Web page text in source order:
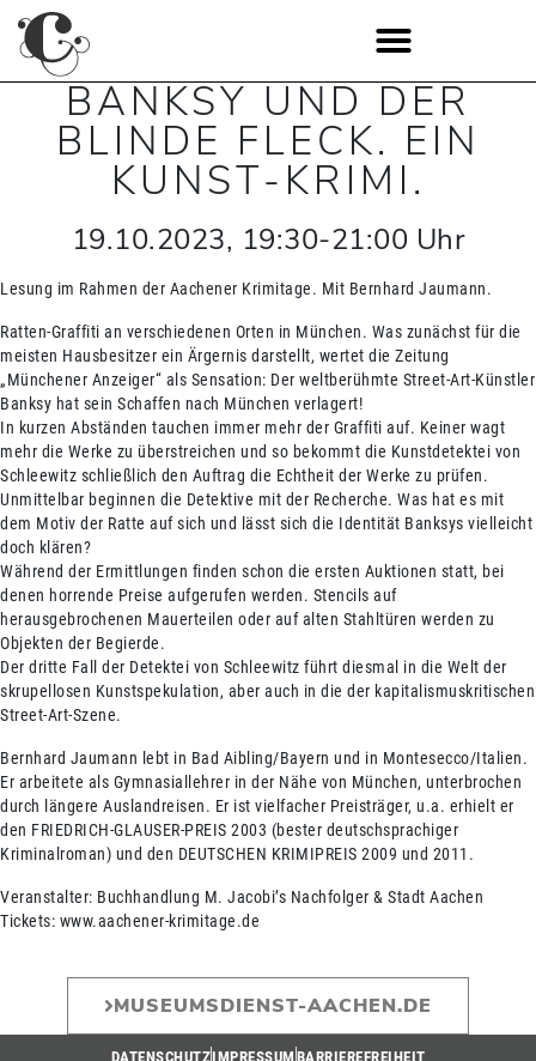
BANKSY UND DER
BLINDE FLECK. EIN
KUNST-KRIMI.
19.10.2023, 19:30-21:00 Uhr
Lesung im Rahmen der Aachener Krimitage. Mit Bernhard Jaumann.
Ratten-Graffiti an verschiedenen Orten in München. Was zunächst für die
meisten Hausbesitzer ein Ärgernis darstellt, wertet die Zeitung
„Münchener Anzeiger“ als Sensation: Der weltberühmte Street-Art-Künstler
Banksy hat sein Schaffen nach München verlagert!
In kurzen Abständen tauchen immer mehr der Graffiti auf. Keiner wagt
mehr die Werke zu überstreichen und so bekommt die Kunstdetektei von
Schleewitz schließlich den Auftrag die Echtheit der Werke zu prüfen.
Unmittelbar beginnen die Detektive mit der Recherche. Was hat es mit
dem Motiv der Ratte auf sich und lässt sich die Identität Banksys vielleicht
doch klären?
Während der Ermittlungen finden schon die ersten Auktionen statt, bei
denen horrende Preise aufgerufen werden. Stencils auf
herausgebrochenen Mauerteilen oder auf alten Stahltüren werden zu
Objekten der Begierde.
Der dritte Fall der Detektei von Schleewitz führt diesmal in die Welt der
skrupellosen Kunstspekulation, aber auch in die der kapitalismuskritischen
Street-Art-Szene.
Bernhard Jaumann lebt in Bad Aibling/Bayern und in Montesecco/Italien.
Er arbeitete als Gymnasiallehrer in der Nähe von München, unterbrochen
durch längere Auslandreisen. Er ist vielfacher Preisträger, u.a. erhielt er
den FRIEDRICH-GLAUSER-PREIS 2003 (bester deutschsprachiger
Kriminalroman) und den DEUTSCHEN KRIMIPREIS 2009 und 2011.
Veranstalter: Buchhandlung M. Jacobi’s Nachfolger & Stadt Aachen
Tickets: www.aachener-krimitage.de
MUSEUMSDIENST-AACHEN.DE
DATENSCHUTZIMPRESSUM BARRIEREFREIHEIT